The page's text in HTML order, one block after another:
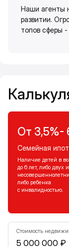
Наши агенты
развитии.
топов сферы -
От 3,5%-
Семейная
Наличие детей в
до 6 лет, либо двух
либо ребенка
с инвалидностью.
Стоимость